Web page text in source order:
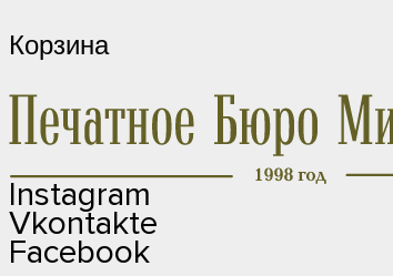
Корзина
Instagram
Vkontakte
Facebook